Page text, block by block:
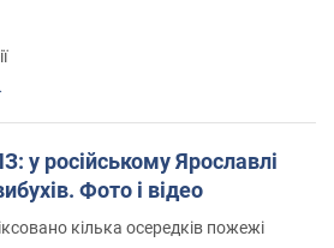
у російському Ярославлі
Фото і відео
кілька осередків пожежі